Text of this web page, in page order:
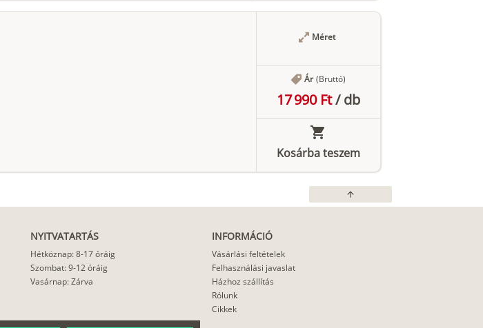
Méret
Ár (Bruttó)
17 990 Ft/db
Kosárba teszem
arrow_upward
NYITVATARTÁS
Hétköznap: 8-17 óráig
Szombat: 9-12 óráig
Vasárnap: Zárva
INFORMÁCIÓ
Vásárlási feltételek
Felhasználási javaslat
Házhoz szállítás
Rólunk
Cikkek